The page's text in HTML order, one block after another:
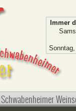
Immer
Schwabenheimer